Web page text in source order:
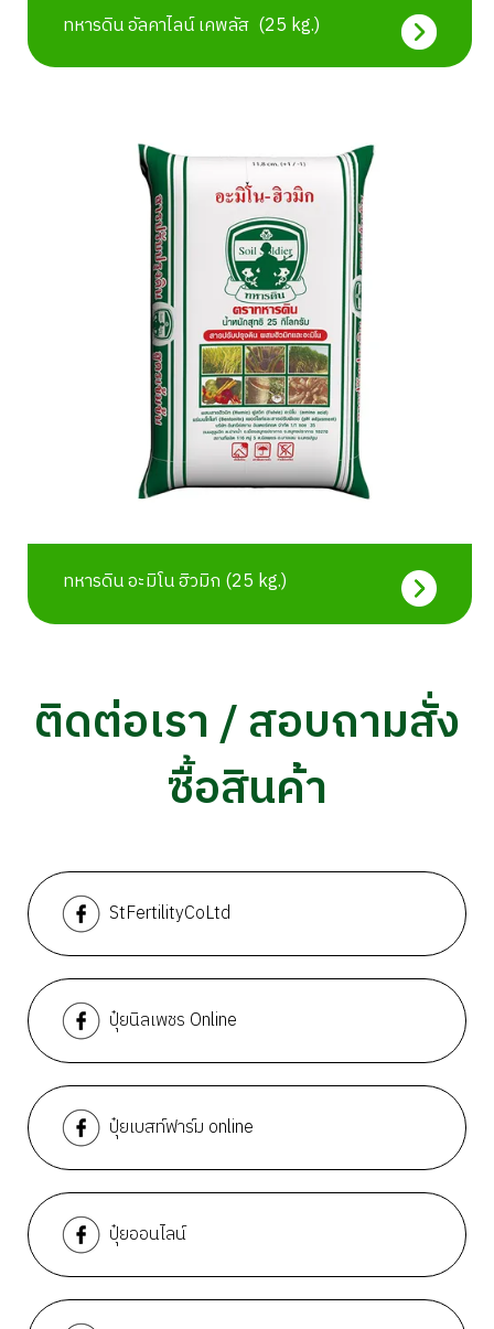
ทหารดิน อัลคาไลน์ เคพลัส  (25 kg.)
ทหารดิน อะมิโน ฮิวมิก (25 kg.)
ติดต่อเรา / สอบถามสั่ง
ซื้อสินค้า
StFertilityCoLtd
ปุ๋ยนิลเพชร Online
ปุ๋ยเบสท์ฟาร์ม online
ปุ๋ยออนไลน์